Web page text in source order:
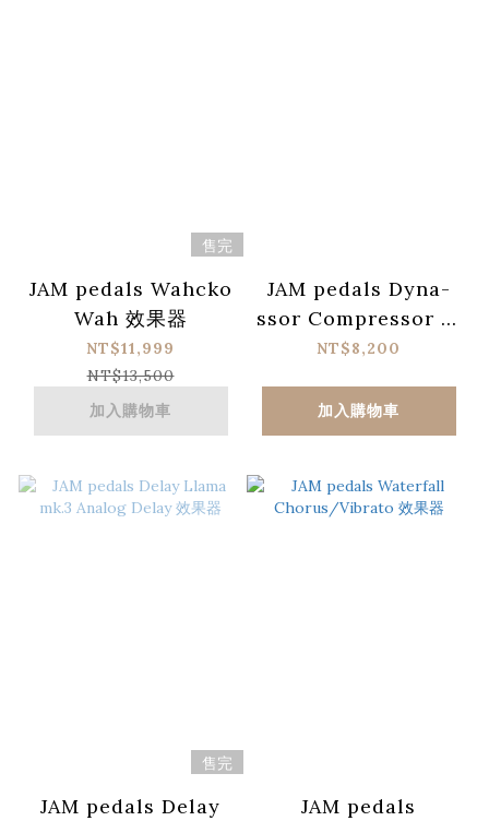
售完
JAM pedals Wahcko
Wah 效果器
NT$11,999
NT$13,500
加入購物車
JAM pedals Dyna-
ssor Compressor 效
果器
NT$8,200
加入購物車
售完
JAM pedals Delay
JAM pedals